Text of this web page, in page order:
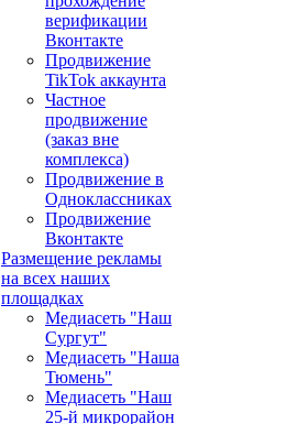
верификации
Вконтакте
Продвижение
TikTok аккаунта
Частное
продвижение
(заказ вне
комплекса)
Продвижение в
Одноклассниках
Продвижение
Вконтакте
Размещение рекламы
на всех наших
площадках
Медиасеть "Наш
Сургут"
Медиасеть "Наша
Тюмень"
Медиасеть "Наш
25-й микрорайон